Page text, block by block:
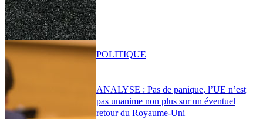
ANALYSE : Pas de panique, l’UE n’est
pas unanime non plus sur un éventuel
retour du Royaume-Uni
POLITIQUE